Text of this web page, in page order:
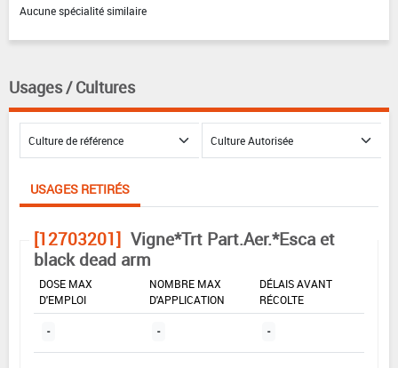
Aucune spécialité similaire
Usages / Cultures
USAGES RETIRÉS
[12703201] Vigne*Trt Part.Aer.*Esca et
black dead arm
DOSE MAX
D'EMPLOI
NOMBRE MAX
D'APPLICATION
DÉLAIS AVANT
RÉCOLTE
- - -